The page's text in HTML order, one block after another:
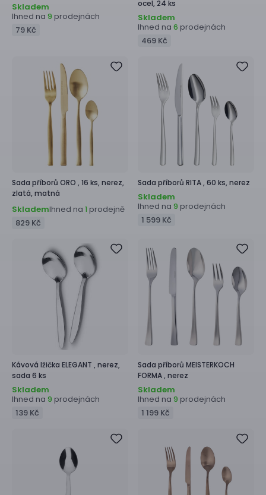
Skladem
Ihned na 9 prodejnách
79 Kč
ocel, 24 ks
Skladem
Ihned na 6 prodejnách
469 Kč
Sada příborů ORO , 16 ks, nerez,
zlatá, matná
SklademIhned na 1 prodejně
829 Kč
Sada příborů RITA , 60 ks, nerez
Skladem
Ihned na 9 prodejnách
1 599 Kč
Kávová lžička ELEGANT , nerez,
sada 6 ks
Skladem
Ihned na 9 prodejnách
139 Kč
Sada příborů MEISTERKOCH
FORMA , nerez
Skladem
Ihned na 9 prodejnách
1 199 Kč